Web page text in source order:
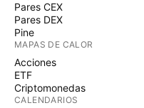
Pares CEX
Pares DEX
Pine
MAPAS DE CALOR
Acciones
ETF
Criptomonedas
CALENDARIOS